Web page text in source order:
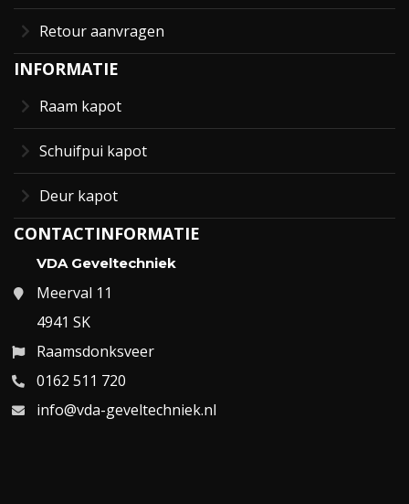
Retour aanvragen
INFORMATIE
Raam kapot
Schuifpui kapot
Deur kapot
CONTACTINFORMATIE
VDA Geveltechniek
Meerval 11
4941 SK
Raamsdonksveer
0162 511 720
info@vda-geveltechniek.nl